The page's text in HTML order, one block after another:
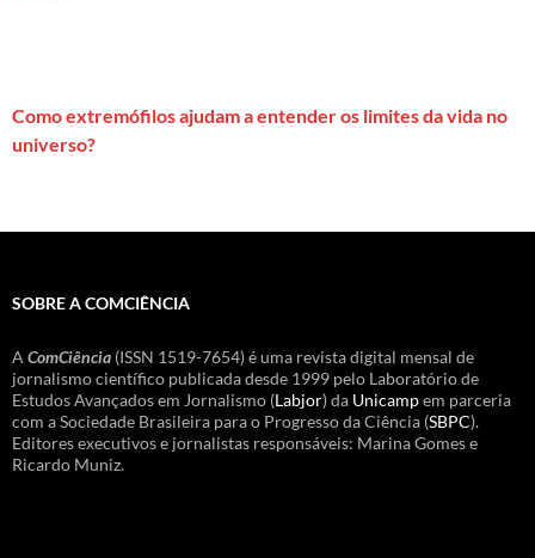
Como extremófilos ajudam a entender os limites da vida no
universo?
SOBRE A COMCIÊNCIA
AComCiência (ISSN 1519-7654) é uma revista digital mensal de
jornalismo científico publicada desde 1999 pelo Laboratório de
Estudos Avançados em Jornalismo (Labjor) da Unicampem parceria
com a Sociedade Brasileira para o Progresso da Ciência (SBPC).
Editores executivos e jornalistas responsáveis: Marina Gomes e
Ricardo Muniz.